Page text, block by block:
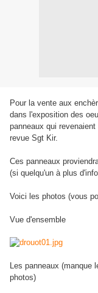
Pour la vente aux
dans l'exposition des
panneaux qui
revue Sgt Kir.
Ces panneaux
(si quelqu'un à plus
Voici les photos (vous
Vue d'ensemble
Les panneaux (manque
photos)